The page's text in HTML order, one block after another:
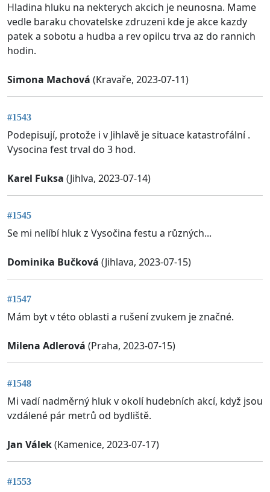
Hladina hluku na nekterych akcich je neunosna. Mame
vedle baraku chovatelske zdruzeni kde je akce kazdy
patek a sobotu a hudba a rev opilcu trva az do rannich
hodin.
Simona Machová (Kravaře, 2023-07-11)
#1543
Podepisují, protože i v Jihlavě je situace katastrofální .
Vysocina fest trval do 3 hod.
Karel Fuksa (Jihlva, 2023-07-14)
#1545
Se mi nelíbí hluk z Vysočina festu a různých...
Dominika Bučková (Jihlava, 2023-07-15)
#1547
Mám byt v této oblasti a rušení zvukem je značné.
Milena Adlerová (Praha, 2023-07-15)
#1548
Mi vadí nadměrný hluk v okolí hudebních akcí, když jsou
vzdálené pár metrů od bydliště.
Jan Válek(Kamenice, 2023-07-17)
#1553